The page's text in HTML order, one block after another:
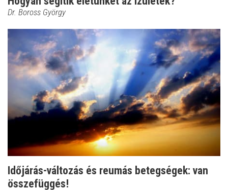
Dr. Boross György
Időjárás-változás és reumás betegségek: van
összefüggés!